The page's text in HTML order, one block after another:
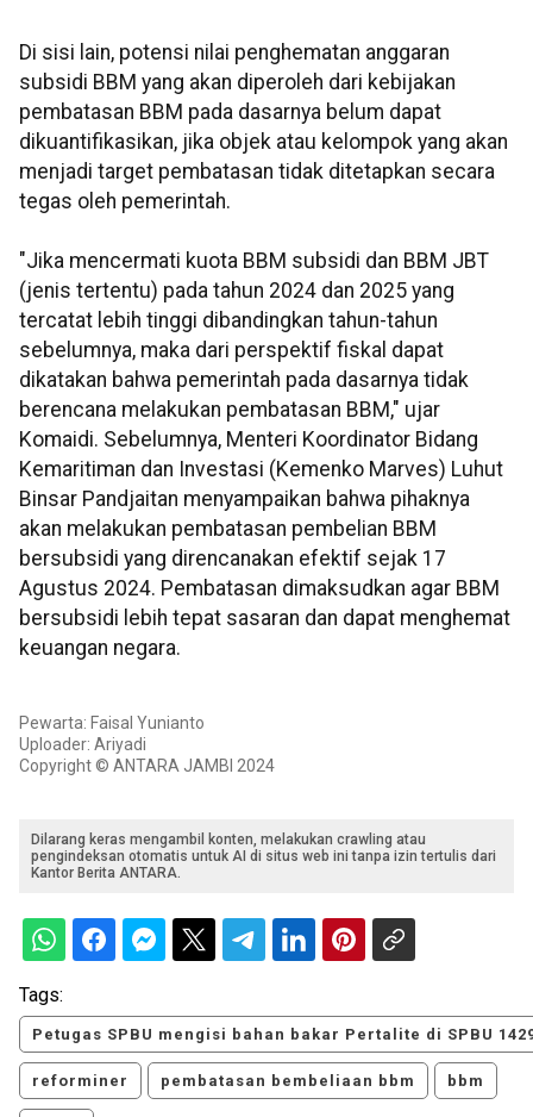
Di sisi lain, potensi nilai penghematan anggaran
subsidi BBM yang akan diperoleh dari kebijakan
pembatasan BBM pada dasarnya belum dapat
dikuantifikasikan, jika objek atau kelompok yang akan
menjadi target pembatasan tidak ditetapkan secara
tegas oleh pemerintah.
"Jika mencermati kuota BBM subsidi dan BBM JBT
(jenis tertentu) pada tahun 2024 dan 2025 yang
tercatat lebih tinggi dibandingkan tahun-tahun
sebelumnya, maka dari perspektif fiskal dapat
dikatakan bahwa pemerintah pada dasarnya tidak
berencana melakukan pembatasan BBM," ujar
Komaidi. Sebelumnya, Menteri Koordinator Bidang
Kemaritiman dan Investasi (Kemenko Marves) Luhut
Binsar Pandjaitan menyampaikan bahwa pihaknya
akan melakukan pembatasan pembelian BBM
bersubsidi yang direncanakan efektif sejak 17
Agustus 2024. Pembatasan dimaksudkan agar BBM
bersubsidi lebih tepat sasaran dan dapat menghemat
keuangan negara.
Pewarta: Faisal Yunianto
Uploader: Ariyadi
Copyright © ANTARA JAMBI 2024
Dilarang keras mengambil konten, melakukan crawling atau
pengindeksan otomatis untuk AI di situs web ini tanpa izin tertulis dari
Kantor Berita ANTARA.
Tags:
Petugas SPBU mengisi bahan bakar Pertalite di SPBU
reforminer pembatasan bembeliaan bbm bbm